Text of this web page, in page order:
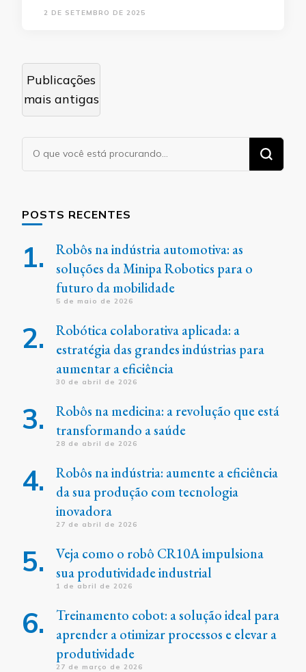
2 DE SETEMBRO DE 2025
Navegação
por
posts
Publicações
mais antigas
Procurando
algo?
POSTS RECENTES
Robôs na indústria automotiva: as
soluções da Minipa Robotics para o
futuro da mobilidade
5 de maio de 2026
Robótica colaborativa aplicada: a
estratégia das grandes indústrias para
aumentar a eficiência
30 de abril de 2026
Robôs na medicina: a revolução que está
transformando a saúde
28 de abril de 2026
Robôs na indústria: aumente a eficiência
da sua produção com tecnologia
inovadora
27 de abril de 2026
Veja como o robô CR10A impulsiona
sua produtividade industrial
1 de abril de 2026
Treinamento cobot: a solução ideal para
aprender a otimizar processos e elevar a
produtividade
27 de março de 2026